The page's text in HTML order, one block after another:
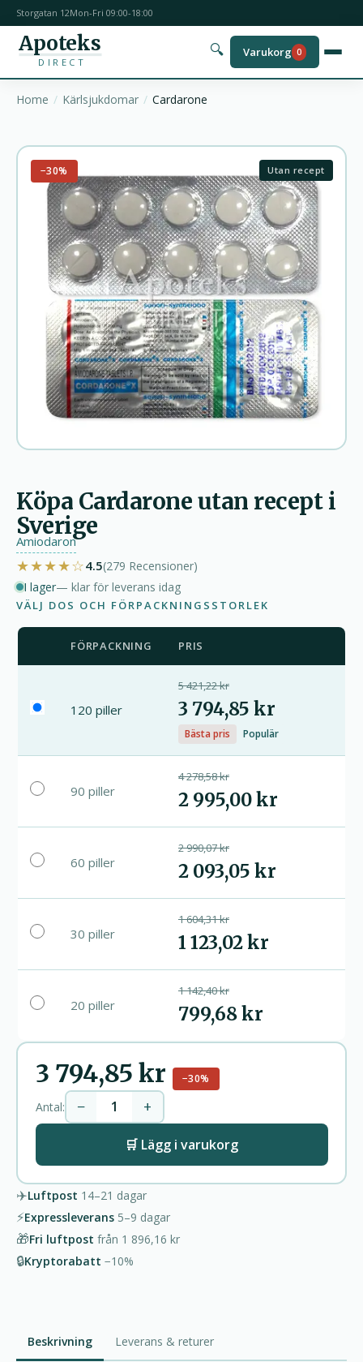
Storgatan 12Mon-Fri 09:00-18:00
Apoteks
DIRECT
🔍 Varukorg 0
Home Kärlsjukdomar Cardarone
−30% Utan recept
Köpa Cardarone utan recept i
Sverige
Amiodaron
★★★★☆4.5(279 Recensioner)
I lager— klar för leverans idag
VÄLJ DOS OCH FÖRPACKNINGSSTORLEK
FÖRPACKNING PRIS
120 piller
5 421,22 kr
3 794,85 kr
Bästa pris Populär
90 piller
4 278,58 kr
2 995,00 kr
60 piller
2 990,07 kr
2 093,05 kr
30 piller
1 604,31 kr
1 123,02 kr
20 piller
1 142,40 kr
799,68 kr
3 794,85 kr −30%
Antal: − +
🛒 Lägg i varukorg
✈️Luftpost 14–21 dagar
⚡Expressleverans 5–9 dagar
🎁Fri luftpost från 1 896,16 kr
🔒Kryptorabatt −10%
Beskrivning Leverans & returer